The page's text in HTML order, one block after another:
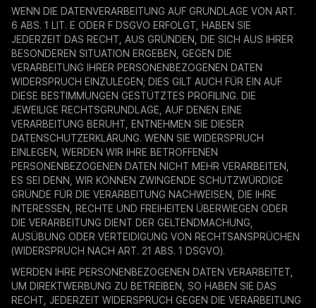
WENN DIE DATENVERARBEITUNG AUF GRUNDLAGE VON ART.
6 ABS. 1 LIT. E ODER F DSGVO ERFOLGT, HABEN SIE
JEDERZEIT DAS RECHT, AUS GRÜNDEN, DIE SICH AUS IHRER
BESONDEREN SITUATION ERGEBEN, GEGEN DIE
VERARBEITUNG IHRER PERSONENBEZOGENEN DATEN
WIDERSPRUCH EINZULEGEN; DIES GILT AUCH FÜR EIN AUF
DIESE BESTIMMUNGEN GESTÜTZTES PROFILING. DIE
JEWEILIGE RECHTSGRUNDLAGE, AUF DENEN EINE
VERARBEITUNG BERUHT, ENTNEHMEN SIE DIESER
DATENSCHUTZERKLÄRUNG. WENN SIE WIDERSPRUCH
EINLEGEN, WERDEN WIR IHRE BETROFFENEN
PERSONENBEZOGENEN DATEN NICHT MEHR VERARBEITEN,
ES SEI DENN, WIR KÖNNEN ZWINGENDE SCHUTZWÜRDIGE
GRÜNDE FÜR DIE VERARBEITUNG NACHWEISEN, DIE IHRE
INTERESSEN, RECHTE UND FREIHEITEN ÜBERWIEGEN ODER
DIE VERARBEITUNG DIENT DER GELTENDMACHUNG,
AUSÜBUNG ODER VERTEIDIGUNG VON RECHTSANSPRÜCHEN
(WIDERSPRUCH NACH ART. 21 ABS. 1 DSGVO).
WERDEN IHRE PERSONENBEZOGENEN DATEN VERARBEITET,
UM DIREKTWERBUNG ZU BETREIBEN, SO HABEN SIE DAS
RECHT, JEDERZEIT WIDERSPRUCH GEGEN DIE VERARBEITUNG